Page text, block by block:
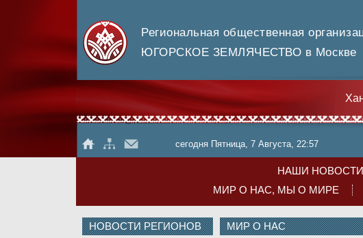
Региональная общественная
ЮГОРСКОЕ ЗЕМЛЯЧЕСТВО в Москве
сегодня Пятница, 7 Августа, 22:57
НАШИ НОВОСТИ
МИР О НАС, МЫ О МИРЕ
НОВОСТИ РЕГИОНОВ МИР О НАС